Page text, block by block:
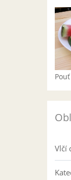
Vlčí